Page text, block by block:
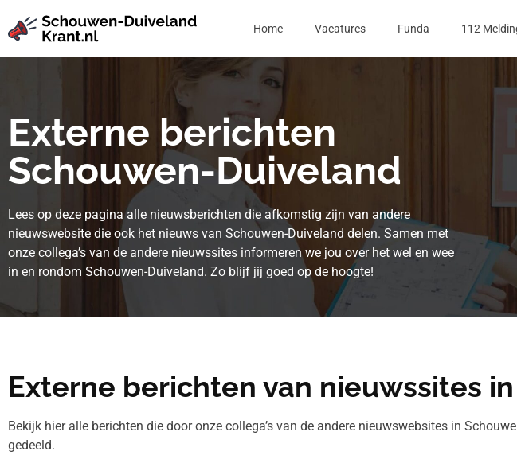
Home Vacatures Funda 112
Externe berichten
Schouwen-Duiveland
Lees op deze pagina alle nieuwsberichten die afkomstig zijn van andere
nieuwswebsite die ook het nieuws van Schouwen-Duiveland delen. Samen met
onze collega’s van de andere nieuwssites informeren we jou over het wel en wee
in en rondom Schouwen-Duiveland. Zo blijf jij goed op de hoogte!
Externe berichten van nieuwssites
Bekijk hier alle berichten die door onze collega’s van de andere nieuwswebsites in
gedeeld.